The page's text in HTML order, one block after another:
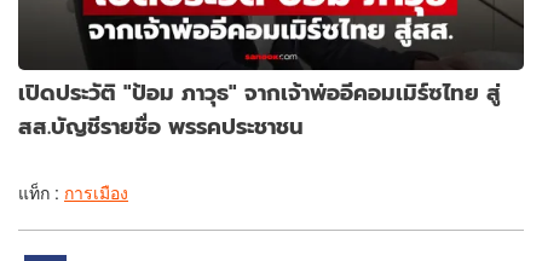
เปิดประวัติ "ป้อม ภาวุธ" จากเจ้าพ่ออีคอมเมิร์ซไทย สู่
สส.บัญชีรายชื่อ พรรคประชาชน
แท็ก : การเมือง